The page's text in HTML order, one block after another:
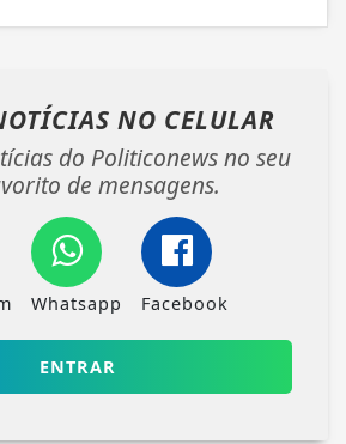
NO CELULAR
do Politiconews no seu
de mensagens.
Whatsapp Facebook
ENTRAR